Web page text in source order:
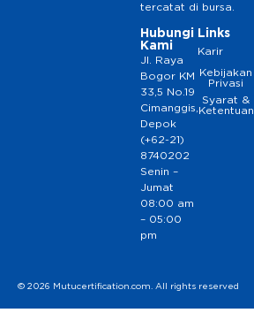
tercatat di bursa.
Hubungi
Kami
Jl. Raya
Bogor KM
33,5 No.19
Cimanggis,
Depok
(+62-21)
8740202
Senin –
Jumat
08:00 am
– 05:00
pm
Links
Karir
Kebijakan
Privasi
Syarat &
Ketentuan
© 2026 Mutucertification.com. All rights reserved